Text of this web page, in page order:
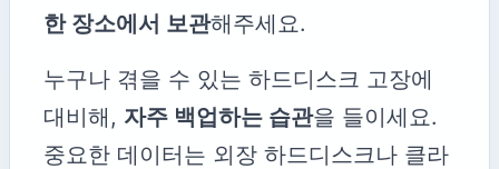
한 장소에서 보관해주세요.
누구나 겪을 수 있는 하드디스크 고장에
대비해, 자주 백업하는 습관을 들이세요.
중요한 데이터는 외장 하드디스크나 클라